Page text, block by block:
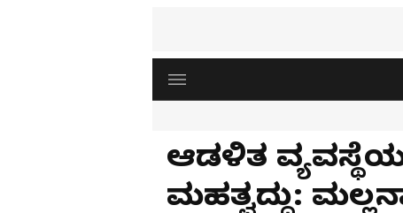
ಆಡಳಿತ
ಮಹತ್ವದ್ದು: